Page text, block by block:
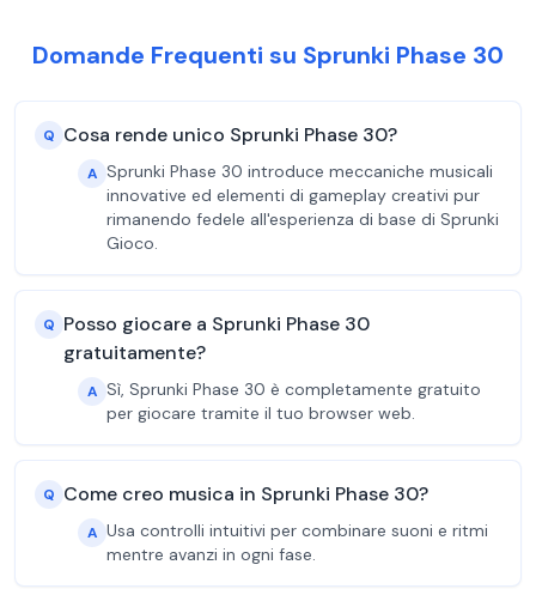
Domande Frequenti su Sprunki Phase 30
Q Cosa rende unico Sprunki Phase 30?
A Sprunki Phase 30 introduce meccaniche musicali
innovative ed elementi di gameplay creativi pur
rimanendo fedele all'esperienza di base di Sprunki
Gioco.
Q Posso giocare a Sprunki Phase 30
gratuitamente?
A Sì, Sprunki Phase 30 è completamente gratuito
per giocare tramite il tuo browser web.
Q Come creo musica in Sprunki Phase 30?
A Usa controlli intuitivi per combinare suoni e ritmi
mentre avanzi in ogni fase.